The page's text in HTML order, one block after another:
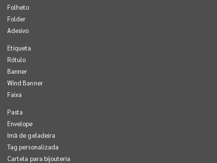
Folheto
Folder
Adesivo
Etiqueta
Rótulo
Banner
Wind Banner
Faixa
Pasta
Envelope
Imã de geladeira
Tag personalizada
Cartela para bijouteria